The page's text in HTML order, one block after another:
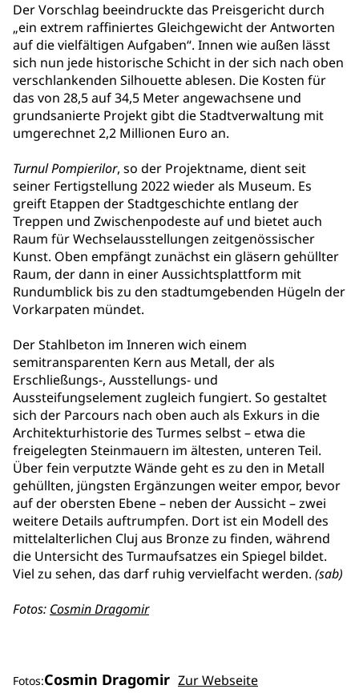
Der Vorschlag beeindruckte das Preisgericht durch
„ein extrem raffiniertes Gleichgewicht der Antworten
auf die vielfältigen Aufgaben“. Innen wie außen lässt
sich nun jede historische Schicht in der sich nach oben
verschlankenden Silhouette ablesen. Die Kosten für
das von 28,5 auf 34,5 Meter angewachsene und
grundsanierte Projekt gibt die Stadtverwaltung mit
umgerechnet 2,2 Millionen Euro an.
Turnul Pompierilor, so der Projektname, dient seit
seiner Fertigstellung 2022 wieder als Museum. Es
greift Etappen der Stadtgeschichte entlang der
Treppen und Zwischenpodeste auf und bietet auch
Raum für Wechselausstellungen zeitgenössischer
Kunst. Oben empfängt zunächst ein gläsern gehüllter
Raum, der dann in einer Aussichtsplattform mit
Rundumblick bis zu den stadtumgebenden Hügeln der
Vorkarpaten mündet.
Der Stahlbeton im Inneren wich einem
semitransparenten Kern aus Metall, der als
Erschließungs-, Ausstellungs- und
Aussteifungselement zugleich fungiert. So gestaltet
sich der Parcours nach oben auch als Exkurs in die
Architekturhistorie des Turmes selbst – etwa die
freigelegten Steinmauern im ältesten, unteren Teil.
Über fein verputzte Wände geht es zu den in Metall
gehüllten, jüngsten Ergänzungen weiter empor, bevor
auf der obersten Ebene – neben der Aussicht – zwei
weitere Details auftrumpfen. Dort ist ein Modell des
mittelalterlichen Cluj aus Bronze zu finden, während
die Untersicht des Turmaufsatzes ein Spiegel bildet.
Viel zu sehen, das darf ruhig vervielfacht werden. (sab)
Fotos: Cosmin Dragomir
Fotos:Cosmin Dragomir Zur Webseite